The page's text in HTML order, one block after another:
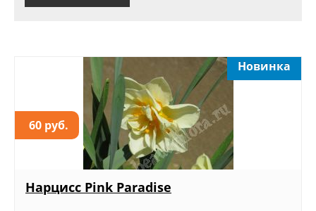
60 руб.
Новинка
Нарцисс Pink Paradise